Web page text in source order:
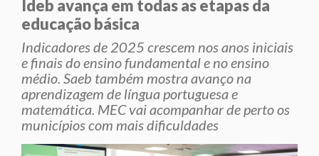
Ideb avança em todas as etapas da
educação básica
Indicadores de 2025 crescem nos anos iniciais
e finais do ensino fundamental e no ensino
médio. Saeb também mostra avanço na
aprendizagem de língua portuguesa e
matemática. MEC vai acompanhar de perto os
municípios com mais dificuldades